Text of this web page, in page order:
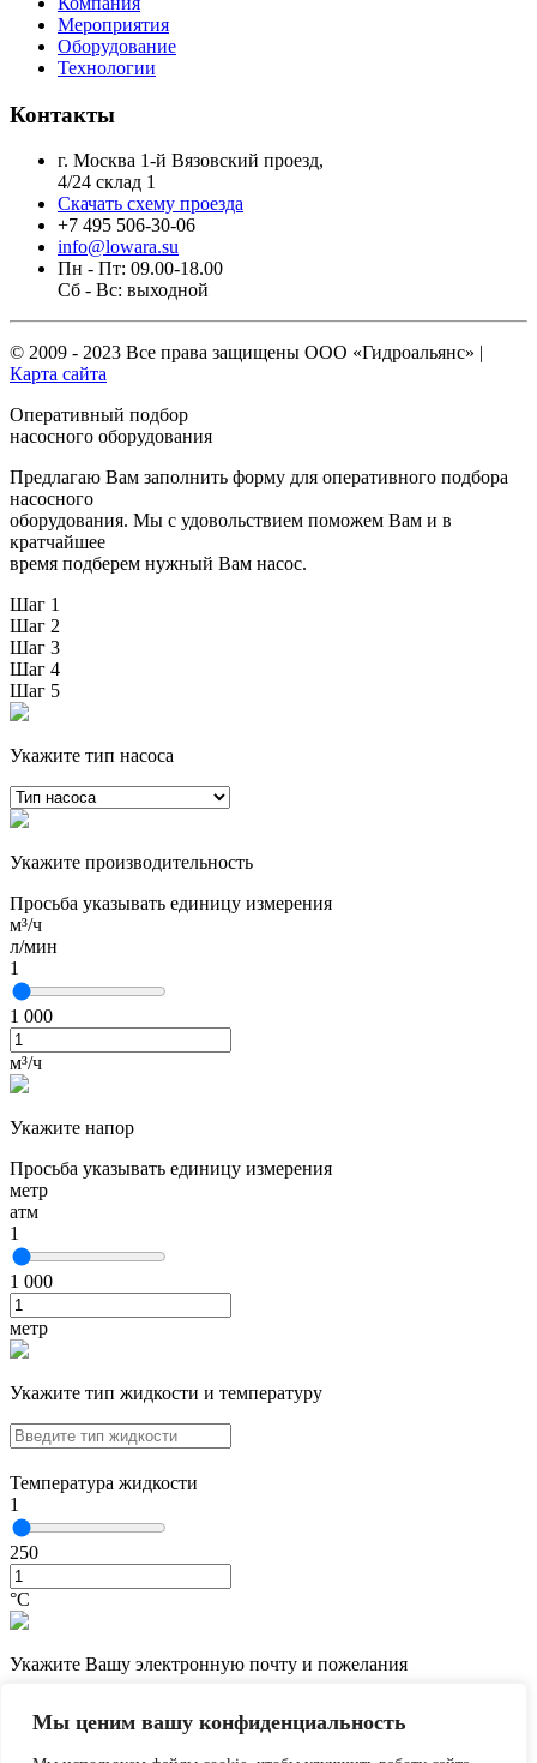
Мы ценим вашу конфиденциальность
Мероприятия
Оборудование
Технологии
Контакты
г. Москва 1-й Вязовский проезд,
4/24 склад 1
Скачать схему проезда
+7 495 506-30-06
info@lowara.su
Пн - Пт: 09.00-18.00
Сб - Вс: выходной
© 2009 - 2023 Все права защищены ООО «Гидроальянс» |
Карта сайта
Оперативный подбор
насосного оборудования
Предлагаю Вам заполнить форму для оперативного подбора
насосного
оборудования. Мы с удовольствием поможем Вам и в
кратчайшее
время подберем нужный Вам насос.
Шаг 1
Шаг 2
Шаг 3
Шаг 4
Шаг 5
Укажите тип насоса
Укажите производительность
Просьба указывать единицу измерения
м³/ч
л/мин
1
1 000
м³/ч
Укажите напор
Просьба указывать единицу измерения
метр
атм
1
1 000
метр
Укажите тип жидкости и температуру
Температура жидкости
1
250
°С
Укажите Вашу электронную почту и пожелания